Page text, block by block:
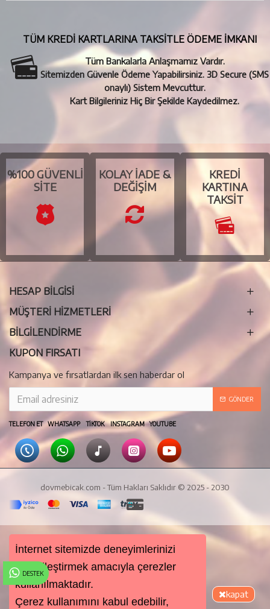
DESTEK
TÜM KREDİ KARTLARINA TAKSİTLE ÖDEME İMKANI
Tüm Bankalarla Anlaşmamız Vardır.
Sitemizden Güvenle Ödeme Yapabilirsiniz. 3D Secure (SMS
onaylı) Sistem Mevcuttur.
Kart Bilgileriniz Hiç Bir Şekilde Kaydedilmez.
%100 GÜVENLI
SITE
KOLAY İADE &
DEĞIŞIM
KREDI
KARTINA
TAKSIT
HESAP BİLGİSİ
MÜŞTERİ HİZMETLERİ
BILGILENDIRME
KUPON FIRSATI
Kampanya ve fırsatlardan ilk sen haberdar ol
GÖNDER
TELEFON ET WHATSAPP TIKTOK INSTAGRAM YOUTUBE
dovmebicak.com - Tüm Hakları Saklıdır © 2025 - 2030
İnternet sitemizde deneyimlerinizi
kişiselleştirmek amacıyla çerezler
kullanılmaktadır.
Çerez kullanımını kabul edebilir,
kapat